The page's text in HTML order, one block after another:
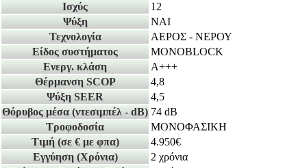
Ισχύς
12
Ψύξη
ΝΑΙ
Τεχνολογία
ΑΕΡΟΣ - ΝΕΡΟΥ
Είδος συστήματος
MONOBLOCK
Ενεργ. κλάση
A+++
Θέρμανση SCOP
4,8
Ψύξη SEER
4,5
Θόρυβος μέσα (ντεσιμπέλ - dB) 74 dB
Τροφοδοσία
ΜΟΝΟΦΑΣΙΚΗ
Τιμή (σε € με φπα)
4.950€
Εγγύηση (Χρόνια)
2 χρόνια